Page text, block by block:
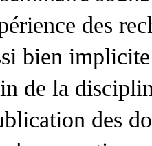
des
bien
de la
des